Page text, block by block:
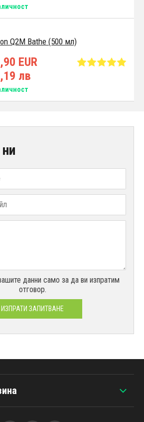
Q2M Bathe (500 мл)
EUR
лв
данни само за да ви изпратим
отговор.
ИЗПРАТИ ЗАПИТВАНЕ